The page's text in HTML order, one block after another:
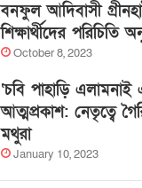
বনফুল আদিবাসী
শিক্ষার্থীদের পরিচিতি
October 8, 2023
‘চবি পাহাড়ি
আত্মপ্রকাশ: নেতৃত্বে
মথুরা
January 10, 2023